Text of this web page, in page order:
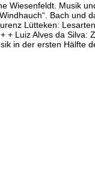
Wiesenfeldt. Musik
Bach und
Lütteken:
+ Luiz Alves da Silva:
in der ersten Hälfte